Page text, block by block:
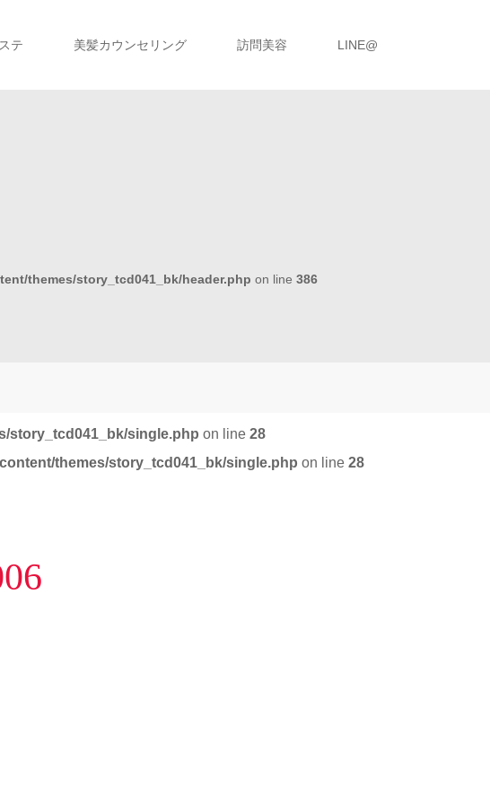
テ 美髪カウンセリング 訪問美容 LINE@
themes/story_tcd041_bk/header.php on line 386
story_tcd041_bk/single.php on line 28
themes/story_tcd041_bk/single.php on line 28